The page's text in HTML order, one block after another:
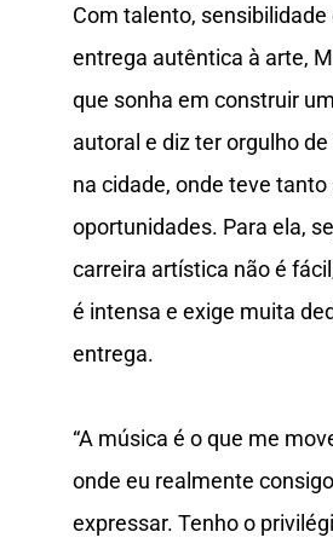
Com talento, sensibilidade
entrega autêntica à arte,
que sonha em construir
autoral e diz ter orgulho
na cidade, onde teve
oportunidades. Para ela,
carreira artística não é
é intensa e exige muita
entrega.
“A música é o que me
onde eu realmente
expressar. Tenho o